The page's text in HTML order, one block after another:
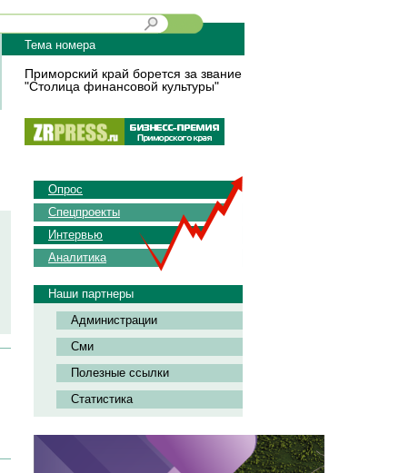
Тема номера
Приморский край борется за звание
"Столица финансовой культуры"
Опрос
Спецпроекты
Интервью
Аналитика
Наши партнеры
Администрации
Сми
Полезные ссылки
Статистика